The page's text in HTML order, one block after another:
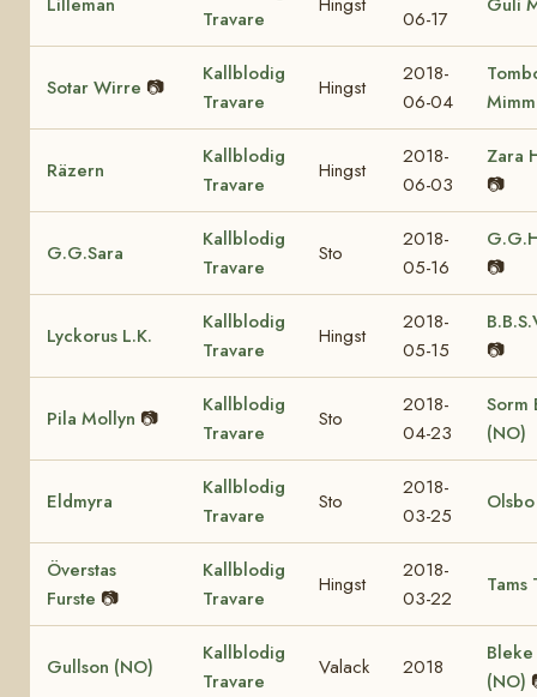
Travare
06-17
Sotar Wirre 📷
Kallblodig
Travare
Hingst
2018-
06-04
Räzern
Kallblodig
Travare
Hingst
2018-
06-03
Zara
📷
G.G.Sara
Kallblodig
Travare
Sto
2018-
05-16
📷
Lyckorus L.K.
Kallblodig
Travare
Hingst
2018-
05-15
📷
Pila Mollyn 📷
Kallblodig
Travare
Sto
2018-
04-23
Sorm
(NO)
Eldmyra
Kallblodig
Travare
Sto
2018-
03-25
Överstas
Furste 📷
Kallblodig
Travare
Hingst
2018-
03-22
Tams
Gullson (NO)
Kallblodig
Travare
Valack 2018
(NO)